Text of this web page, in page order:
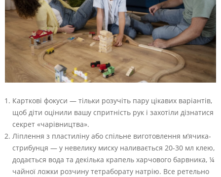
Карткові фокуси — тільки розучіть пару цікавих варіантів,
щоб діти оцінили вашу спритність рук і захотіли дізнатися
секрет «чарівництва».
Ліплення з пластиліну або спільне виготовлення м’ячика-
стрибунця — у невелику миску наливається 20-30 мл клею,
додається вода та декілька крапель харчового барвника, ¼
чайної ложки розчину тетраборату натрію. Все ретельно